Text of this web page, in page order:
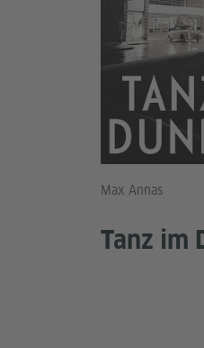
Max Annas
Tanz im